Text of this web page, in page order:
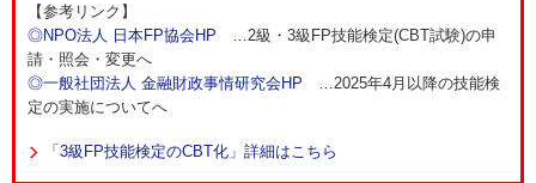
【参考リンク】
◎NPO法人 日本FP協会HP …2級・3級FP技能検定(CBT試験)の申
請・照会・変更へ
◎一般社団法人 金融財政事情研究会HP …2025年4月以降の技能検
定の実施についてへ
「3級FP技能検定のCBT化」詳細はこちら